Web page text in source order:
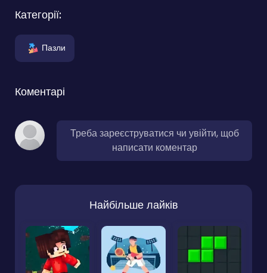
Категорії:
Пазли
Коментарі
Треба зареєструватися чи увійти, щоб
написати коментар
Найбільше лайків